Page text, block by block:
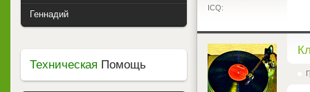
ICQ:
<
Геннадий
Техническая Помощь